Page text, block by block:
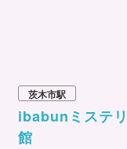
茨木市駅
ibabunミステ
館